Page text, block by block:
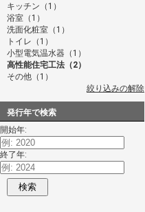
キッチン（1）
浴室（1）
洗面化粧室（1）
トイレ（1）
小型電気温水器（1）
高性能住宅工法（2）
その他（1）
絞り込みの解除
発行年で検索
開始年:
終了年:
検索